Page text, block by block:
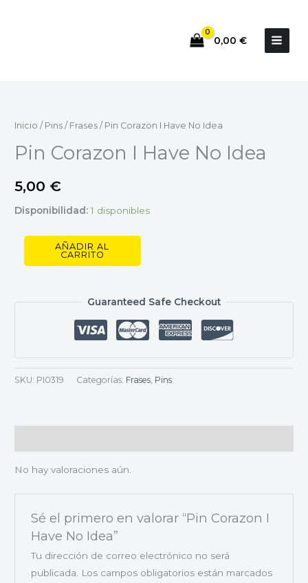
0,00 €
Inicio / Pins / Frases / Pin Corazon I Have No Idea
Pin Corazon I Have No Idea
5,00 €
Disponibilidad: 1 disponibles
I
No
cantidad
AÑADIR AL
CARRITO
Guaranteed Safe Checkout
SKU: PI0319 Categorías: Frases, Pins
No hay valoraciones aún.
Sé el primero en valorar “Pin Corazon I
Have No Idea”
Tu dirección de correo electrónico no será
publicada.
Los campos obligatorios están marcados